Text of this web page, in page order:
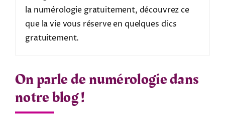
la numérologie gratuitement, découvrez ce
que la vie vous réserve en quelques clics
gratuitement.
On parle de numérologie dans
notre blog !